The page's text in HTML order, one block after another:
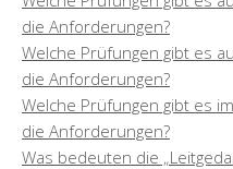
die Anforderungen?
Welche Prüfungen gibt es
die Anforderungen?
Welche Prüfungen gibt es
die Anforderungen?
Was bedeuten die